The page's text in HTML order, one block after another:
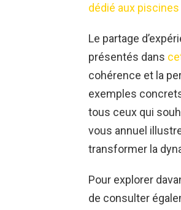
dédié aux
Le partage
présentés dans
cohérence et la
exemples
tous ceux qui
vous annuel
transformer la
Pour explorer
de consulter